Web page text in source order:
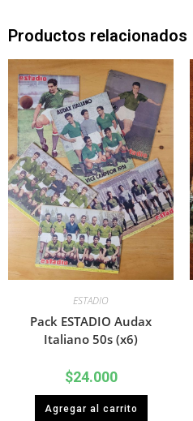
Productos relacionados
ESTADIO
Pack ESTADIO Audax
Italiano 50s (x6)
$24.000
Agregar al carrito